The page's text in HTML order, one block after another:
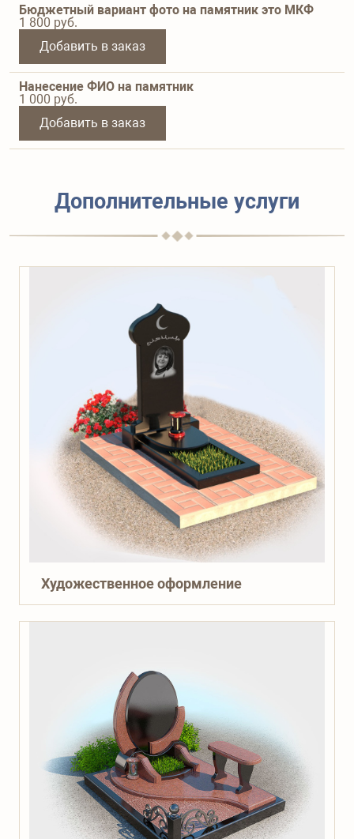
Бюджетный вариант фото на памятник это МКФ
1 800 руб.
Добавить в заказ
Нанесение ФИО на памятник
1 000 руб.
Добавить в заказ
Дополнительные услуги
Художественное оформление